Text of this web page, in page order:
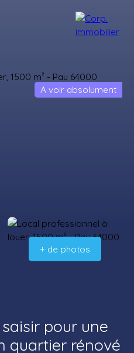
A voir absolument
+ de photos
pour une
quartier rénové